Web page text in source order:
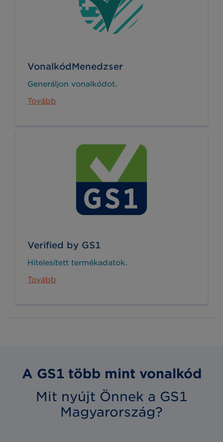
VonalkódMenedzser
Generáljon vonalkódot.
Tovább
Verified by GS1
Hitelesített termékadatok.
Tovább
A GS1 több mint vonalkód
Mit nyújt Önnek a GS1
Magyarország?